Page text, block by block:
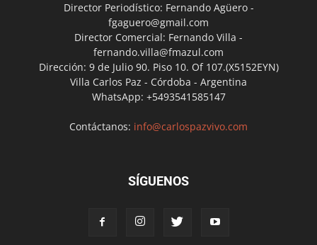
Director Periodístico: Fernando Agüero -
fgaguero@gmail.com
Director Comercial: Fernando Villa -
fernando.villa@fmazul.com
Dirección: 9 de Julio 90. Piso 10. Of 107.(X5152EYN)
Villa Carlos Paz - Córdoba - Argentina
WhatsApp: +5493541585147
Contáctanos: info@carlospazvivo.com
SÍGUENOS